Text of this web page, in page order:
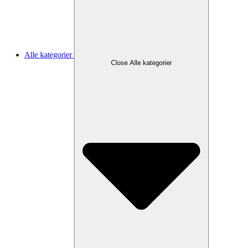
Alle kategorier
Close Alle kategorier